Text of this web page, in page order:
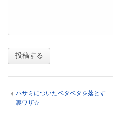
ハサミについたベタベタを落とす
裏ワザ☆